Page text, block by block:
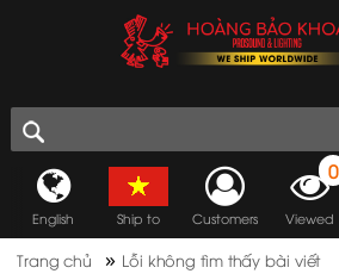
English Ship to Customers
0
Viewed
Trang chủ » Lỗi không tìm thấy bài viết